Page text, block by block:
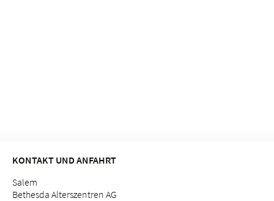
KONTAKT UND ANFAHRT
Salem
Bethesda Alterszentren AG